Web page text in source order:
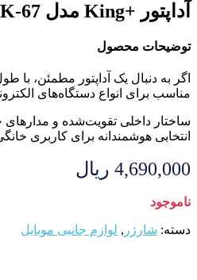
آداپتور +King مدل HK-67
توضیحات محصول
اگر به دنبال یک آداپتور مطمئن، با
مناسب برای انواع دستگاه‌های
انتخابی هوشمندانه برای کاربری
4,690,000 ریال
ناموجود
دسته: شارژر , لوازم جانبی موبایل